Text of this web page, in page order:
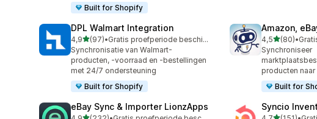
Built for Shopify
DPL Walmart Integration
4,9van 5 sterren
(97)
97 recensies in totaal
•
Gratis proefperiode beschikbaar
Synchronisatie van Walmart-
producten, -voorraad en -bestellingen
met 24/7 ondersteuning
Built for Shopify
Amazon,
4,5van 5
(80)
80 recensies in
•
Synchroniseer
producten naar
Built for
eBay Sync & Importer LionzApps Syncio